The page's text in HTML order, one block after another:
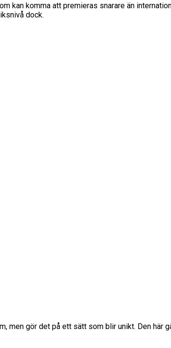
kan komma att premieras snarare än
dock.
men gör det på ett sätt som blir unikt. Den här